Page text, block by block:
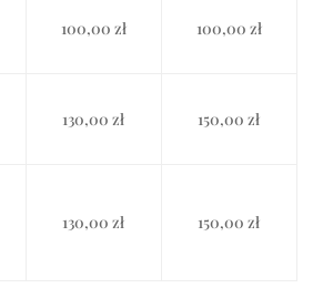
100,00 zł 100,00 zł
130,00 zł 150,00 zł
130,00 zł 150,00 zł